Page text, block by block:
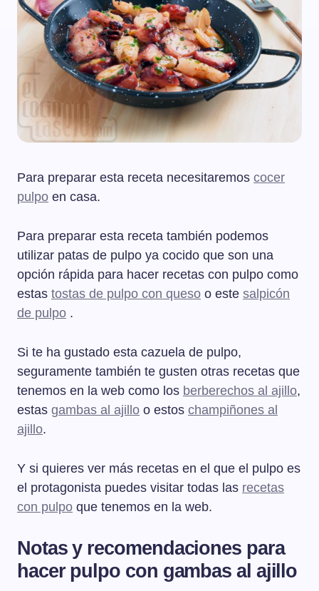
Para preparar esta receta necesitaremos cocer
pulpo en casa.
Para preparar esta receta también podemos
utilizar patas de pulpo ya cocido que son una
opción rápida para hacer recetas con pulpo como
estas tostas de pulpo con queso o este salpicón
de pulpo .
Si te ha gustado esta cazuela de pulpo,
seguramente también te gusten otras recetas que
tenemos en la web como los berberechos al ajillo,
estas gambas al ajillo o estos champiñones al
ajillo.
Y si quieres ver más recetas en el que el pulpo es
el protagonista puedes visitar todas las recetas
con pulpo que tenemos en la web.
Notas y recomendaciones para
hacer pulpo con gambas al ajillo